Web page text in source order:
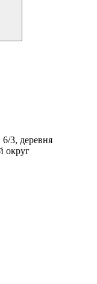
3, деревня
округ